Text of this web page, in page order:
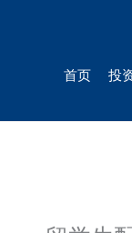
首页 投